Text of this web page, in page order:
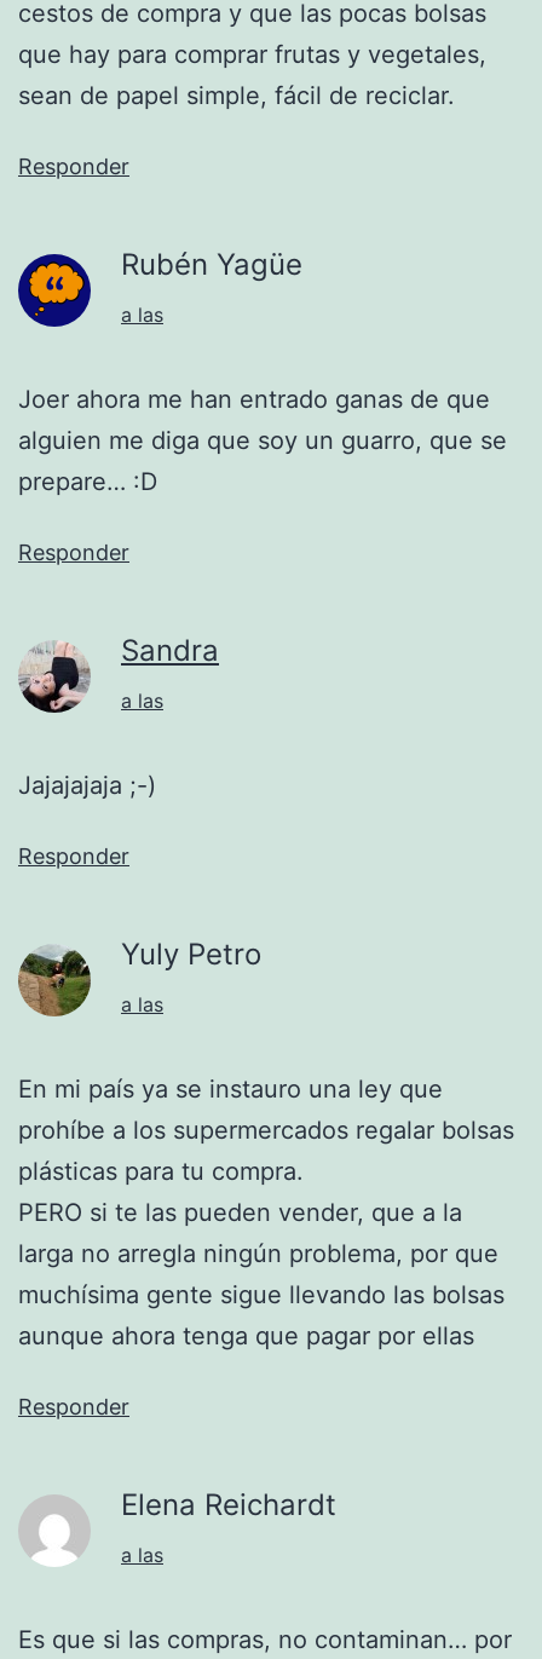
cestos de compra y que las pocas bolsas
que hay para comprar frutas y vegetales,
sean de papel simple, fácil de reciclar.
Responder
Rubén Yagüe
a las
Joer ahora me han entrado ganas de que
alguien me diga que soy un guarro, que se
prepare… :D
Responder
Sandra
a las
Jajajajaja ;-)
Responder
Yuly Petro
a las
En mi país ya se instauro una ley que
prohíbe a los supermercados regalar bolsas
plásticas para tu compra.
PERO si te las pueden vender, que a la
larga no arregla ningún problema, por que
muchísima gente sigue llevando las bolsas
aunque ahora tenga que pagar por ellas
Responder
Elena Reichardt
a las
Es que si las compras, no contaminan… por